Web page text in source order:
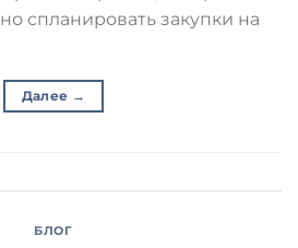
спланировать закупки на
Далее →
БЛОГ